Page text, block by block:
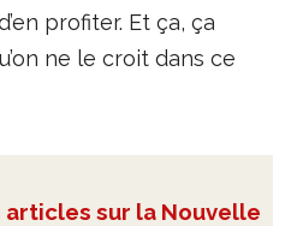
profiter. Et ça, ça
ne le croit dans ce
sur la Nouvelle